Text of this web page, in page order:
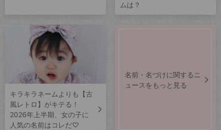
ムは？
キラキラネームよりも【古
風レトロ】がキテる！
2026年上半期、女の子に
人気の名前はコレだ♡
名前・名づけに関するニ
ュースをもっと見る